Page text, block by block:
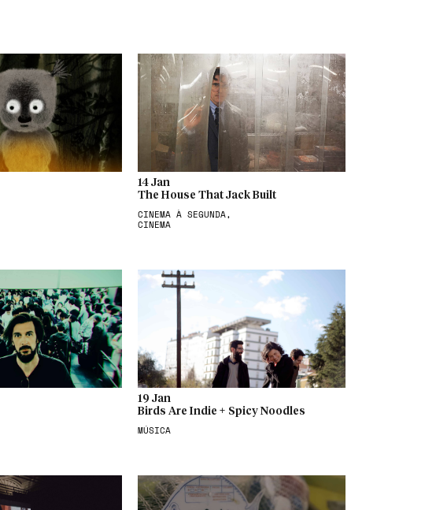
14 Jan
The House That Jack Built
CINEMA À SEGUNDA,
CINEMA
19 Jan
Birds Are Indie + Spicy Noodles
MÚSICA